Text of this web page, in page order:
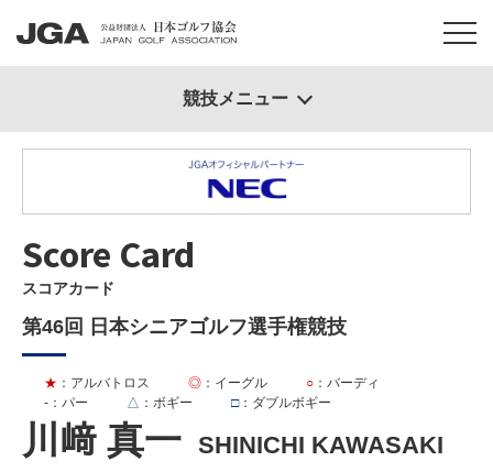
Score Card
スコアカード
第46回 日本シニアゴルフ選手権競技
川﨑 真一 SHINICHI KAWASAKI
★ ：アルバトロス ◎ ：イーグル ○ ：バーディ
- ：パー △ ：ボギー □：ダブルボギー
競技メニュー